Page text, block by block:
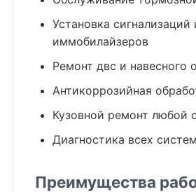
Установка сигнализаций
иммобилайзеров
Ремонт двс и навесного
Антикоррозийная
Кузовной ремонт любой
Диагностика всех
Преимущества